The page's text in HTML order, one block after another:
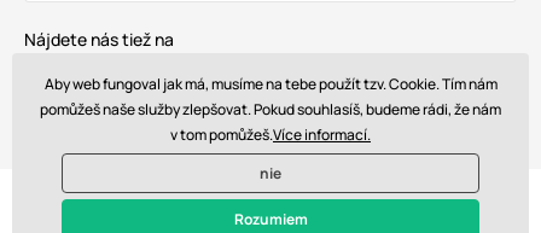
Nájdete nás tiež na
© 2026 www.bajkjelaska.sk. Technicky zaisťujeSimplia s.r.o.
Aby web fungoval jak má, musíme na tebe použít tzv. Cookie. Tím nám
pomůžeš naše služby zlepšovat. Pokud souhlasíš, budeme rádi, že nám
v tom pomůžeš.Více informací.
nie
Rozumiem